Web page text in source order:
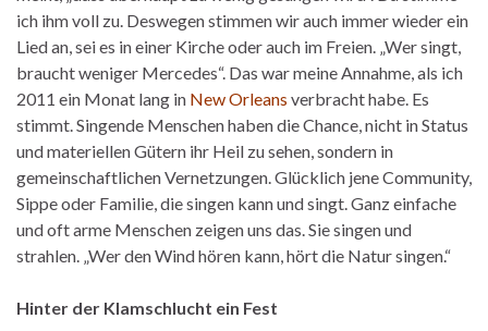
ich ihm voll zu. Deswegen stimmen wir auch immer wieder ein
Lied an, sei es in einer Kirche oder auch im Freien. „Wer singt,
braucht weniger Mercedes“. Das war meine Annahme, als ich
2011 ein Monat lang in New Orleans verbracht habe. Es
stimmt. Singende Menschen haben die Chance, nicht in Status
und materiellen Gütern ihr Heil zu sehen, sondern in
gemeinschaftlichen Vernetzungen. Glücklich jene Community,
Sippe oder Familie, die singen kann und singt. Ganz einfache
und oft arme Menschen zeigen uns das. Sie singen und
strahlen. „Wer den Wind hören kann, hört die Natur singen.“
Hinter der Klamschlucht ein Fest